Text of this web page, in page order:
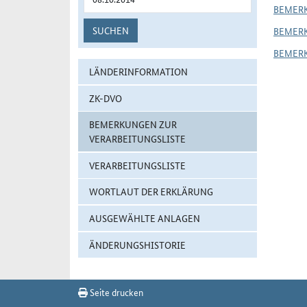
SUCHEN
LÄNDERINFORMATION
ZK-DVO
BEMERKUNGEN ZUR
VERARBEITUNGSLISTE
VERARBEITUNGSLISTE
WORTLAUT DER ERKLÄRUNG
AUSGEWÄHLTE ANLAGEN
ÄNDERUNGSHISTORIE
Seite drucken